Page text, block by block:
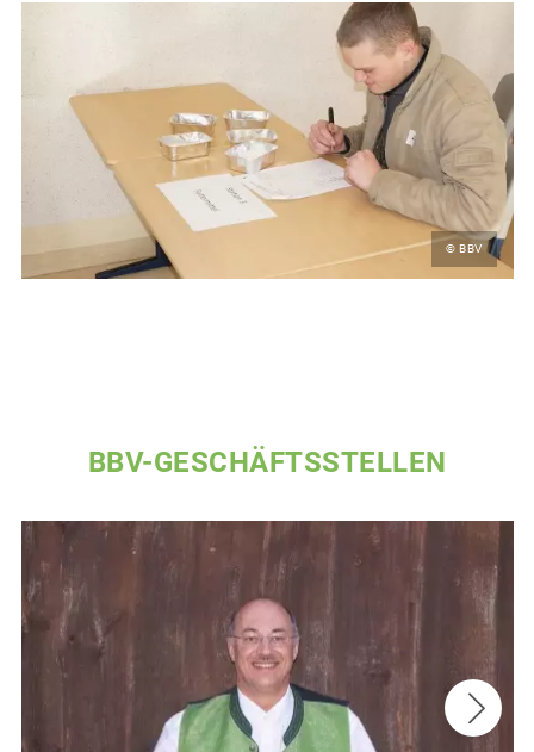
© BBV
BBV-GESCHÄFTSSTELLEN